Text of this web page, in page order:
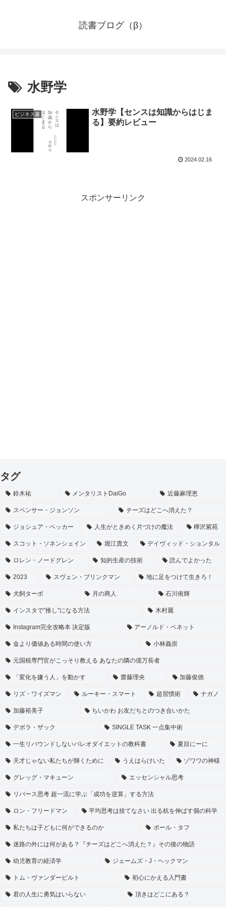
読書ブログ（β）
水野学
ビジネス書
水野学【センスは知識からはじま
る】要約レビュー
2024.02.16
スポンサーリンク
タグ
鈴木祐 メンタリストDaiGo 近藤麻理恵
スペンサー・ジョンソン チーズはどこへ消えた？
ジョシュア・ベッカー 人生がときめく片づけの魔法 樺沢紫苑
スコット・ソネンシェイン 堀江貴文 デイヴィッド・ションタル
ロレン・ノードグレン 知的生産の技術 読んでよかった
2023 スヴェン・ブリンクマン 地に足をつけて生きろ！
犬飼ターボ 月の商人 石川侑輝
インスタで"推し"になる方法 木村麗
Instagram完全攻略本 決定版 アーノルド・ベネット
金より価値ある時間の使い方 小林義崇
元国税専門官がこっそり教える あなたの隣の億万長者
「変化を嫌う人」を動かす 齋藤理央 加藤俊徳
リズ・ワイズマン ルーキー・スマート 超習慣術 ナガノ
加藤裕美子 ちいかわ お友だちとのつき合いかた
デボラ・ザック SINGLE TASK 一点集中術
一生リバウンドしないパレオダイエットの教科書 夏目にーに
天才じゃない私たちが輝くために うえはらけいた ゾワワの神様
グレッグ・マキューン エッセンシャル思考
リバース思考 超一流に学ぶ「成功を逆算」する方法
ロン・フリードマン 平均思考は捨てなさい 出る杭を伸ばす個の科学
私たちは子どもに何ができるのか ポール・タフ
迷路の外には何がある？『チーズはどこへ消えた？』その後の物語
幼児教育の経済学 ジェームズ・J・ヘックマン
トム・ヴァンダービルト 初心にかえる入門書
君の人生に勇気はいらない 頂きはどこにある？